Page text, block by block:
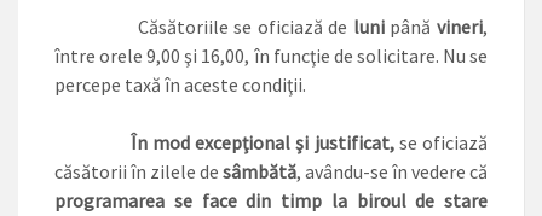
Căsătoriile se oficiază de lunipânăvineri,
între orele 9,00 şi 16,00, în funcţie de solicitare. Nu se
percepe taxă în aceste condiţii.
În mod excepţional şi justificat, se oficiază
căsătorii în zilele de sâmbătă, avându-se în vedere că
programarea se face din timp la biroul de stare